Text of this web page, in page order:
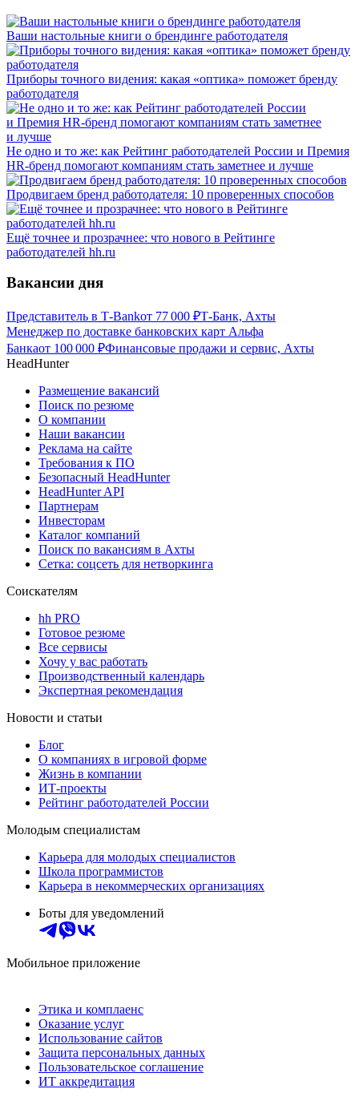
Ваши настольные книги о брендинге работодателя
Приборы точного видения: какая «оптика» поможет бренду
работодателя
Не одно и то же: как Рейтинг работодателей России и Премия
HR-бренд помогают компаниям стать заметнее и лучше
Продвигаем бренд работодателя: 10 проверенных способов
Ещё точнее и прозрачнее: что нового в Рейтинге
работодателей hh.ru
Вакансии дня
Представитель в Т-Bankот 77 000 ₽Т-Банк, Ахты
Менеджер по доставке банковских карт Альфа
Банкаот 100 000 ₽Финансовые продажи и сервис, Ахты
HeadHunter
Размещение вакансий
Поиск по резюме
О компании
Наши вакансии
Реклама на сайте
Требования к ПО
Безопасный HeadHunter
HeadHunter API
Партнерам
Инвесторам
Каталог компаний
Поиск по вакансиям в Ахты
Сетка: соцсеть для нетворкинга
Соискателям
hh PRO
Готовое резюме
Все сервисы
Хочу у вас работать
Производственный календарь
Экспертная рекомендация
Новости и статьи
Блог
О компаниях в игровой форме
Жизнь в компании
ИТ-проекты
Рейтинг работодателей России
Молодым специалистам
Карьера для молодых специалистов
Школа программистов
Карьера в некоммерческих организациях
Боты для уведомлений
Мобильное приложение
Этика и комплаенс
Оказание услуг
Использование сайтов
Защита персональных данных
Пользовательское соглашение
ИТ аккредитация